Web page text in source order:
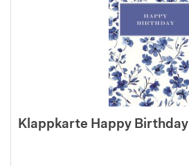
Klappkarte Happy Birthday